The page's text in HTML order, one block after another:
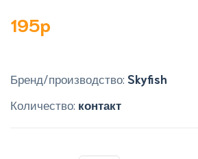
195p
Бренд/производство: Skyfish
Количество: контакт